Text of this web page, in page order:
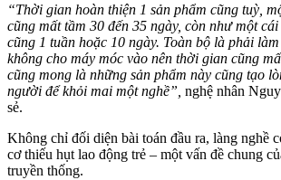
“Thời gian hoàn thiện 1 sản phẩm cũng tuỳ,
cũng mất tầm 30 đến 35 ngày, còn như một
cũng 1 tuần hoặc 10 ngày. Toàn bộ là phải làm
không cho máy móc vào nên thời gian cũng
cũng mong là những sản phẩm này cũng tạo
người để khỏi mai một nghề”, nghệ nhân
sẻ.
Không chỉ đối diện bài toán đầu ra, làng nghề
cơ thiếu hụt lao động trẻ – một vấn đề chung
truyền thống.